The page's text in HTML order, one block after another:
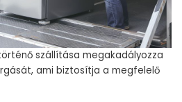
szállítása megakadályozza
ami biztosítja a megfelelő